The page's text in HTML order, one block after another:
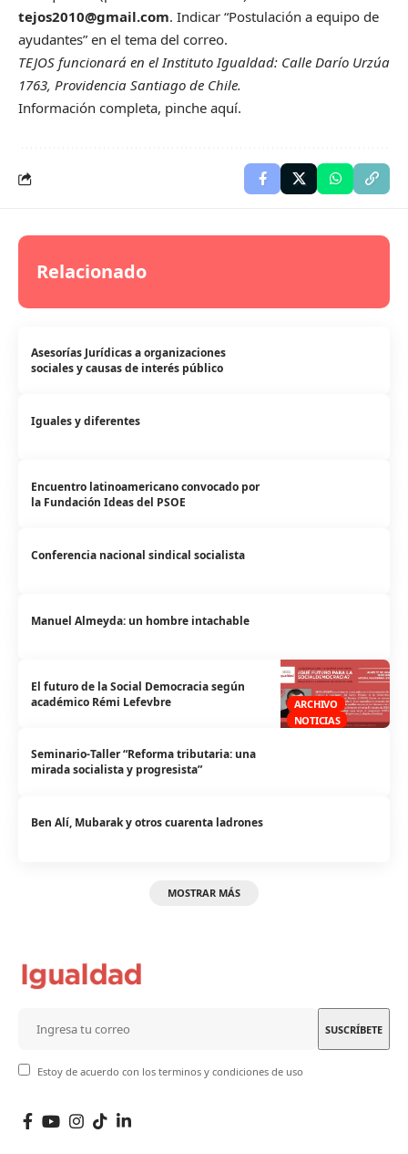
tejos2010@gmail.com. Indicar “Postulación a equipo de
ayudantes” en el tema del correo.
TEJOS funcionará en el Instituto Igualdad: Calle Darío Urzúa
1763, Providencia Santiago de Chile.
Información completa, pinche aquí.
Relacionado
Asesorías Jurídicas a organizaciones
sociales y causas de interés público
Iguales y diferentes
Encuentro latinoamericano convocado por
la Fundación Ideas del PSOE
Conferencia nacional sindical socialista
Manuel Almeyda: un hombre intachable
ARCHIVO
NOTICIAS
El futuro de la Social Democracia según
académico Rémi Lefevbre
Seminario-Taller “Reforma tributaria: una
mirada socialista y progresista”
Ben Alí, Mubarak y otros cuarenta ladrones
MOSTRAR MÁS
Estoy de acuerdo con los terminos y condiciones de uso